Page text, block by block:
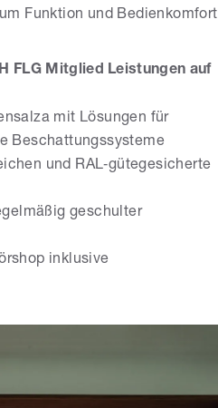
Funktion und Bedienkomfort
FLG Mitglied Leistungen auf
mit Lösungen für
Beschattungssysteme
und RAL‑gütegesicherte
geschulter
inklusive